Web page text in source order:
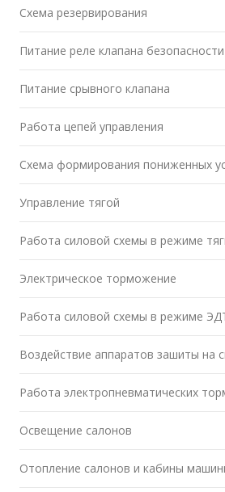
Схема резервирования
Питание реле клапана безопасности
Питание срывного клапана
Работа цепей управления
Схема формирования пониженных
Управление тягой
Работа силовой схемы в режиме
Электрическое торможение
Работа силовой схемы в режиме
Воздействие аппаратов зашиты на
Работа электропневматических
Освещение салонов
Отопление салонов и кабины